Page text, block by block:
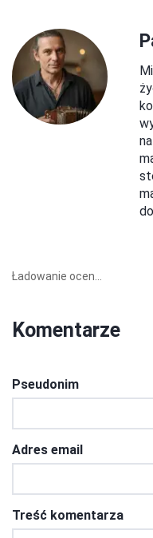
Ładowanie ocen...
Komentarze
Pseudonim
Adres email
Treść komentarza